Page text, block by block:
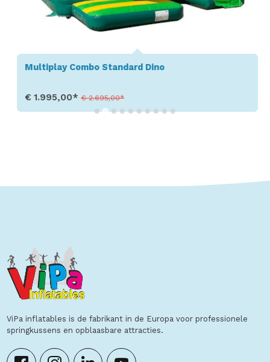
Multiplay Combo Standard Dino
€ 1.995,00* € 2.695,00*
ViPa inflatables is de fabrikant in de Europa voor professionele
springkussens en opblaasbare attracties.